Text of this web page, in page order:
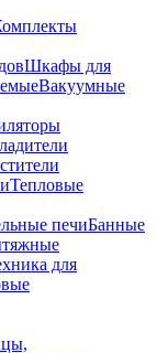
Шкафы для
Вакуумные
Тепловые
печиБанные
для